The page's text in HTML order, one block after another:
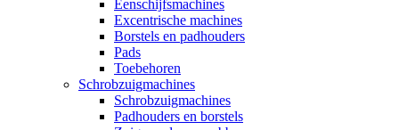
Eenschijfsmachines
Excentrische machines
Borstels en padhouders
Pads
Toebehoren
Schrobzuigmachines
Schrobzuigmachines
Padhouders en borstels